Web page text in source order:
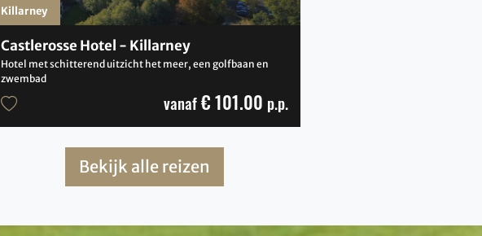
Castlerosse Hotel - Killarney
Hotel met schitterend uitzicht het meer, een golfbaan en
zwembad
vanaf€ 101.00 p.p.
Killarney
Bekijk alle reizen